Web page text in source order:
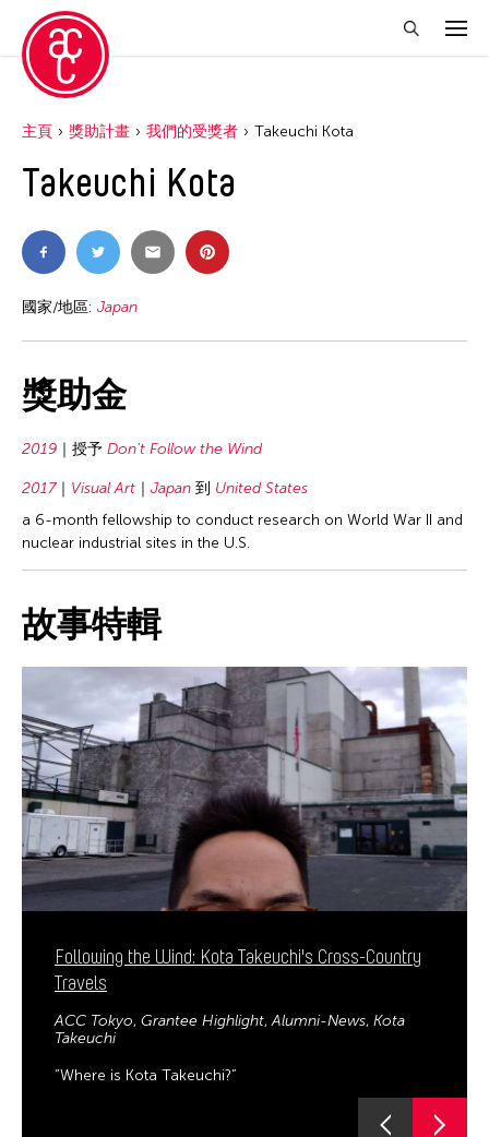
主頁 獎助計畫 我們的受獎者 Takeuchi Kota
Takeuchi Kota
國家/地區: Japan
獎助金
2019 授予 Don't Follow the Wind
2017 Visual Art Japan 到 United States
a 6-month fellowship to conduct research on World War II and
nuclear industrial sites in the U.S.
故事特輯
Following the Wind: Kota Takeuchi's Cross-Country
Travels
ACC Tokyo Grantee Highlight Alumni-News Kota
Takeuchi
“Where is Kota Takeuchi?”